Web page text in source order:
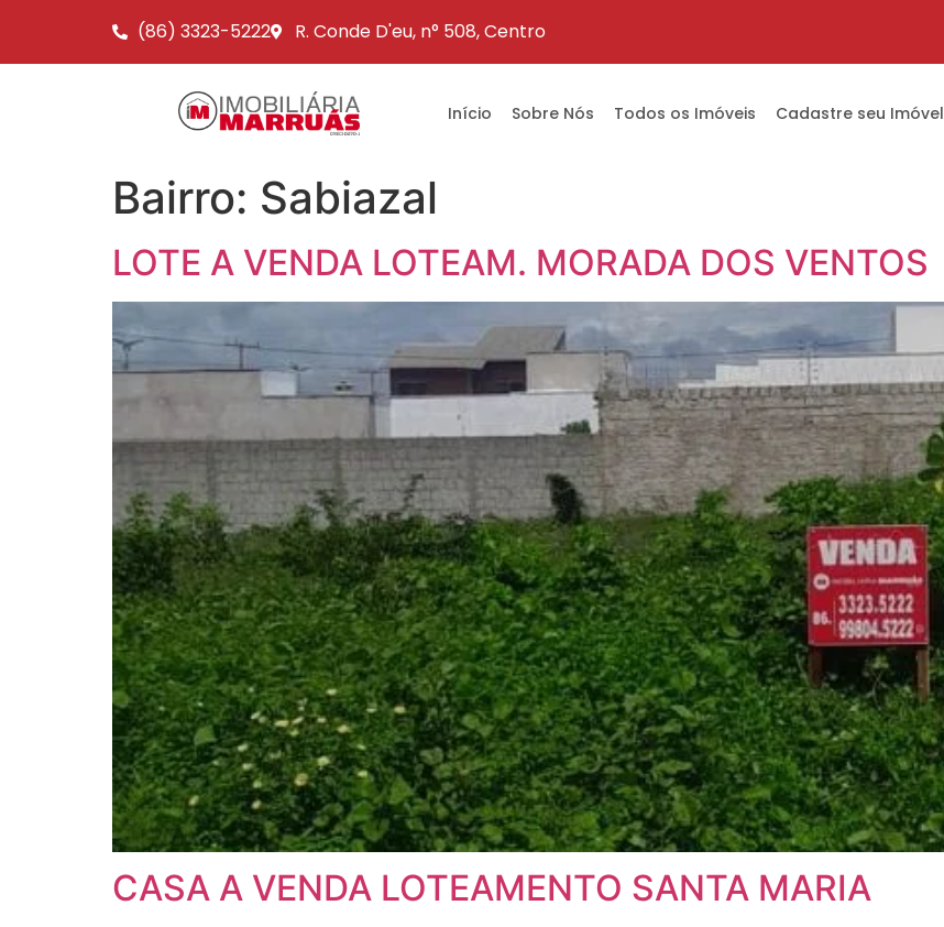
(86) 3323-5222 R. Conde D'eu, n° 508, Centro
Início Sobre Nós Todos os Imóveis Cadastre seu Imóvel
Bairro: Sabiazal
LOTE A VENDA LOTEAM. MORADA DOS VENTOS
CASA A VENDA LOTEAMENTO SANTA MARIA